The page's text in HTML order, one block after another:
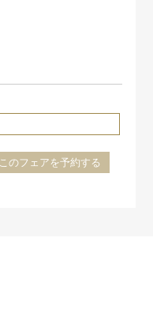
このフェアを予約する